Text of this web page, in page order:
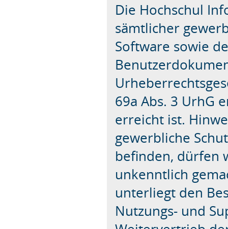
Die Hochschul
sämtlicher
Software sowie
69a Abs. 3 UrhG
erreicht ist.
gewerbliche
befinden, dürfen
unkenntlich
unterliegt den
Nutzungs- und